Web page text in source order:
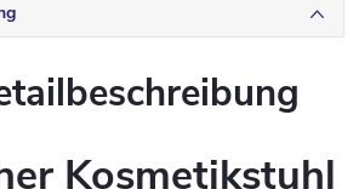
Kosmetikstuhl